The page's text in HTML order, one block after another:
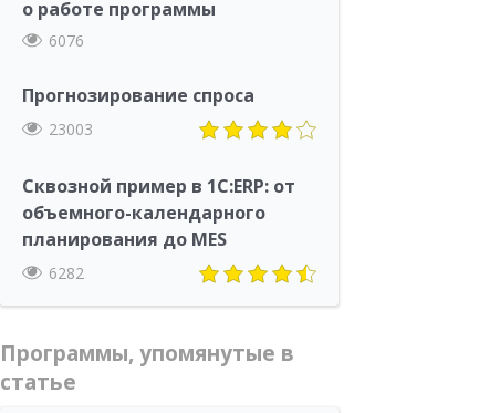
о работе программы
6076
Прогнозирование спроса
23003
Сквозной пример в 1С:ERP: от
объемного-календарного
планирования до MES
6282
Программы, упомянутые в
статье